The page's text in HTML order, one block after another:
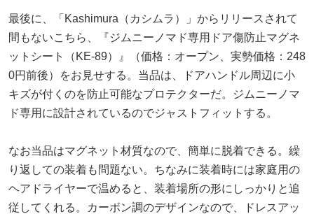
最後に、「Kashimura（カシムラ）」からリリースされて
間もないこちら、『ジムニーノマド専用ドア傷防止マグネ
ットシート（KE-89）』（価格：オープン、実勢価格：248
0円前後）をお見せする。当品は、ドアハンドル周辺に小
キズが付くのを防止可能なプロテクターだ。ジムニーノマ
ド専用に設計されているのでジャストフィットする。
なお当品はマグネット材質なので、簡単に脱着できる。繰
り返しての装着も問題ない。ちなみに装着時には家庭用の
ヘアドライヤーで温めると、装着場所の形にしっかりと追
従してくれる。カーボン調のデザインなので、ドレスアッ